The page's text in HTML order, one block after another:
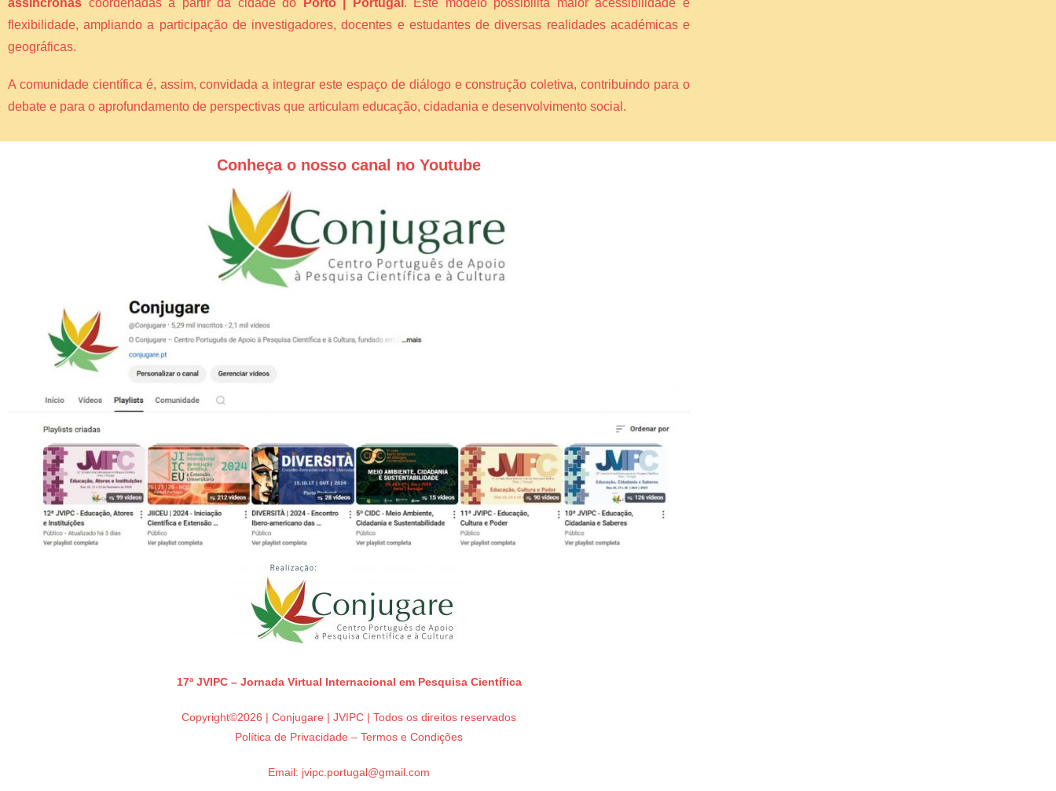
assíncronas coordenadas a partir da cidade do Porto | Portugal . Este modelo possibilita maior acessibilidade e
flexibilidade, ampliando a participação de investigadores, docentes e estudantes de diversas realidades académicas e
geográficas.
A comunidade científica é, assim, convidada a integrar este espaço de diálogo e construção coletiva, contribuindo para o
debate e para o aprofundamento de perspectivas que articulam educação, cidadania e desenvolvimento social.
Conheça o nosso canal no Youtube
17ª JVIPC – Jornada Virtual Internacional em Pesquisa Científica
Copyright©2026 | Conjugare | JVIPC | Todos os direitos reservados
Política de Privacidade – Termos e Condições
Email: jvipc.portugal@gmail.com